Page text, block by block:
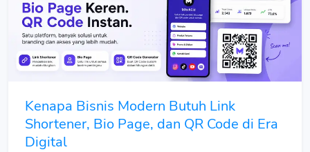
Kenapa Bisnis Modern Butuh Link
Shortener, Bio Page, dan QR Code di Era
Digital